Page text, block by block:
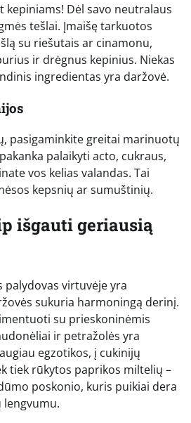
kepiniams! Dėl savo neutralaus
tešlai. Įmaišę tarkuotos
su riešutais ar cinamonu,
ir drėgnus kepinius. Niekas
ingredientas yra daržovė.
pasigaminkite greitai marinuotų
palaikyti acto, cukraus,
vos kelias valandas. Tai
kepsnių ar sumuštinių.
išgauti geriausią
palydovas virtuvėje yra
sukuria harmoningą derinį.
su prieskoninėmis
ir petražolės yra
egzotikos, į cukinijų
tiek rūkytos paprikos miltelių –
poskonio, kuris puikiai dera
lengvumu.